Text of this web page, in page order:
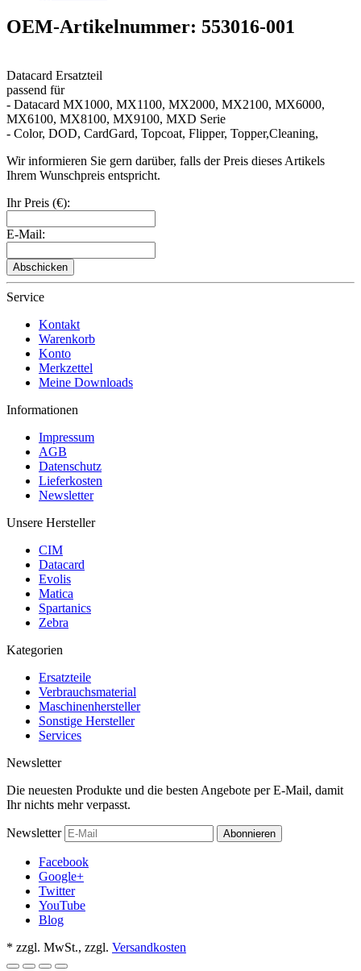
OEM-Artikelnummer: 553016-001
Datacard Ersatzteil
passend für
- Datacard MX1000, MX1100, MX2000, MX2100, MX6000,
MX6100, MX8100, MX9100, MXD Serie
- Color, DOD, CardGard, Topcoat, Flipper, Topper,Cleaning,
Wir informieren Sie gern darüber, falls der Preis dieses Artikels
Ihrem Wunschpreis entspricht.
Ihr Preis (€):
E-Mail:
Abschicken
Service
Kontakt
Warenkorb
Konto
Merkzettel
Meine Downloads
Informationen
Impressum
AGB
Datenschutz
Lieferkosten
Newsletter
Unsere Hersteller
CIM
Datacard
Evolis
Matica
Spartanics
Zebra
Kategorien
Ersatzteile
Verbrauchsmaterial
Maschinenhersteller
Sonstige Hersteller
Services
Newsletter
Die neuesten Produkte und die besten Angebote per E-Mail, damit
Ihr nichts mehr verpasst.
Newsletter Abonnieren
Facebook
Google+
Twitter
YouTube
Blog
* zzgl. MwSt., zzgl. Versandkosten